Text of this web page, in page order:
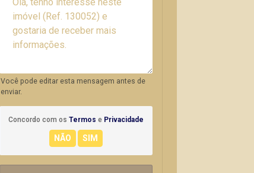
Você pode editar esta mensagem antes de
enviar.
Concordo com os Termos e Privacidade